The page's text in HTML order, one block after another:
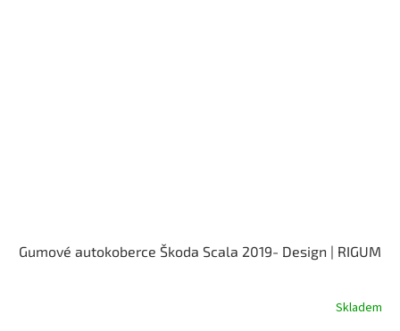
Gumové autokoberce Škoda Scala 2019- Design | RIGUM
Skladem